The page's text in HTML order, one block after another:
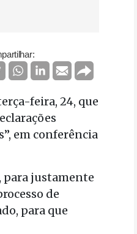
feira, 24, que
em conferência
para justamente
de
para que